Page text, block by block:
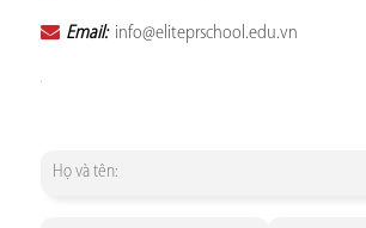
Email: info@eliteprschool.edu.vn